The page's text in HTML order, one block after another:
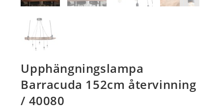
Upphängningslampa
Barracuda 152cm återvinning
/ 40080